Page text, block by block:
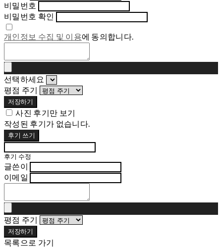
비밀번호
비밀번호 확인
개인정보 수집 및 이용에 동의합니다.
선택하세요
평점 주기
저장하기
사진 후기만 보기
작성된 후기가 없습니다.
후기 쓰기
후기 수정
글쓴이
이메일
평점 주기
저장하기
목록으로 가기